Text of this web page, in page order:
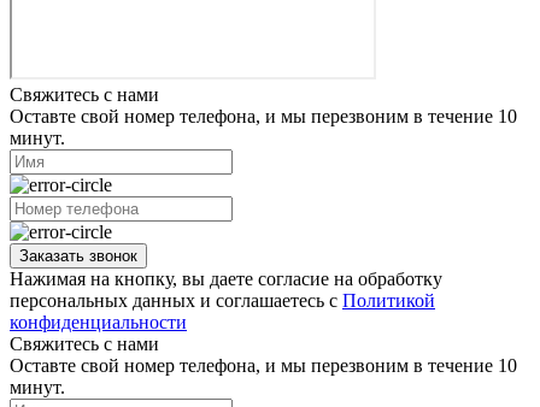
Свяжитесь с нами
Оставте свой номер телефона, и мы перезвоним в течение 10
минут.
Заказать звонок
Нажимая на кнопку, вы даете согласие на обработку
персональных данных и соглашаетесь с Политикой
конфиденциальности
Свяжитесь с нами
Оставте свой номер телефона, и мы перезвоним в течение 10
минут.